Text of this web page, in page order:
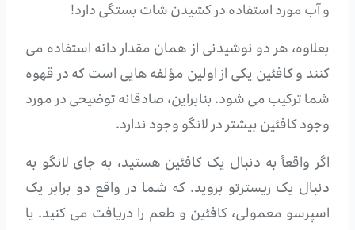
و آب مورد استفاده در کشیدن شات بستگی دارد!
بعلاوه، هر دو نوشیدنی از همان مقدار دانه استفاده می
کنند و کافئین یکی از اولین مؤلفه هایی است که در قهوه
شما ترکیب می شود. بنابراین، صادقانه توضیحی در مورد
وجود کافئین بیشتر در لانگو وجود ندارد.
اگر واقعاً به دنبال یک کافئین هستید، به جای لانگو به
دنبال یک ریسترتو بروید. که شما در واقع دو برابر یک
اسپرسو معمولی، کافئین و طعم را دریافت می کنید. یا